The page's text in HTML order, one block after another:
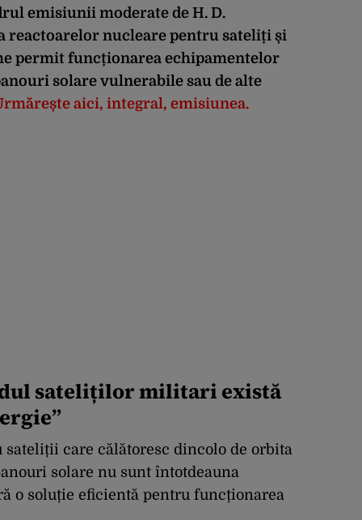
emisiunii moderate de H. D.
reactoarelor nucleare pentru sateliți și
permit funcționarea echipamentelor
solare vulnerabile sau de alte
aici, integral, emisiunea.
sateliților militari există
care călătoresc dincolo de orbita
solare nu sunt întotdeauna
o soluție eficientă pentru funcționarea